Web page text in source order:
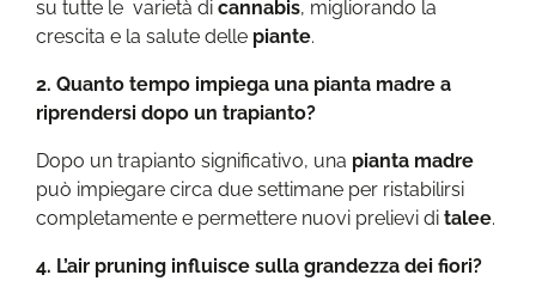
su tutte le varietà di cannabis, migliorando la
crescita e la salute delle piante.
2. Quanto tempo impiega una pianta madre a
riprendersi dopo un trapianto?
Dopo un trapianto significativo, una pianta madre
può impiegare circa due settimane per ristabilirsi
completamente e permettere nuovi prelievi di talee.
4. L’air pruning influisce sulla grandezza dei fiori?